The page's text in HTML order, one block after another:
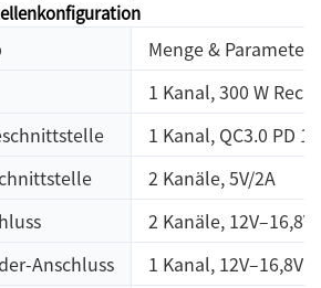
Menge & Parameter
1 Kanal, 300 W
1 Kanal, QC3.0 PD
2 Kanäle, 5V/2A
2 Kanäle, 12V–16,8V
Anschluss
1 Kanal, 12V–16,8V